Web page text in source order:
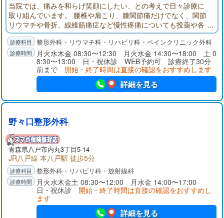
当院では、痛みを和らげ笑顔にしたい、との考えで日々診療に
取り組んでいます。 腰椎や肩こり、膝関節痛だけでなく、関節
リウマチや骨折、線維筋痛症など慢性疼痛についても投薬や各
種ブロック、筋膜リリース、リハビリにて疼痛緩和するよう努
めています。 疼痛緩和はすぐに痛みがゼロになるわけではあり
ませんが、10の痛みが少しでも緩和できるよう提案していきま
整形外科・リウマチ科・リハビリ科・ペインクリニック外科
月火水木金 08:30〜12:30 月火水金 14:30〜18:00 土 0
8:30〜13:00 日・祝休診 WEB予約可 診療終了30分
前まで 開始・終了時間は直接の確認をおすすめします
詳細を見る
野々口整形外科
青森県八戸市内丸3丁目5-14
JR八戸線 本八戸駅 徒歩5分
整形外科・リハビリ科・放射線科
月火水木金土 08:30〜12:00 月水金 14:00〜17:00
日・祝休診 開始・終了時間は直接の確認をおすすめし
ます
詳細を見る